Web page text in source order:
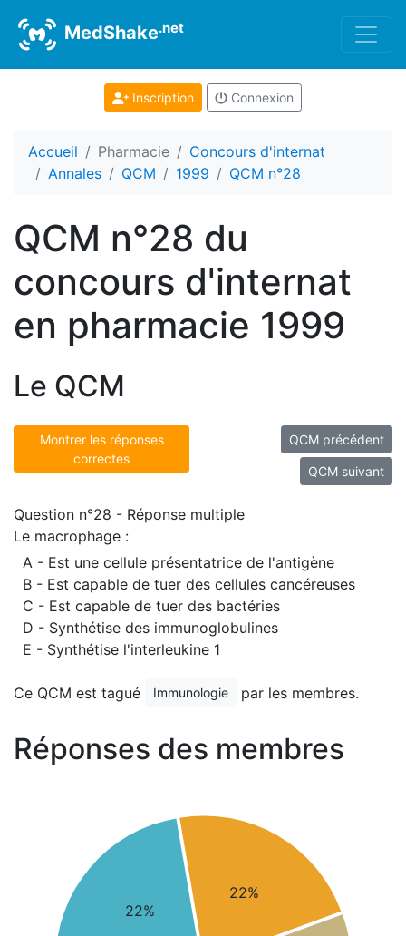
MedShake.net
Inscription Connexion
Accueil Pharmacie
Concours d'internat
Annales
QCM 1999 QCM n°28
QCM n°28 du
concours d'internat
en pharmacie 1999
Le QCM
Montrer les réponses
correctes
QCM précédent
QCM suivant
Question n°28 - Réponse multiple
Le macrophage :
A - Est une cellule présentatrice de l'antigène
B - Est capable de tuer des cellules cancéreuses
C - Est capable de tuer des bactéries
D - Synthétise des immunoglobulines
E - Synthétise l'interleukine 1
Ce QCM est tagué Immunologie par les membres.
Réponses des membres
22%
22%